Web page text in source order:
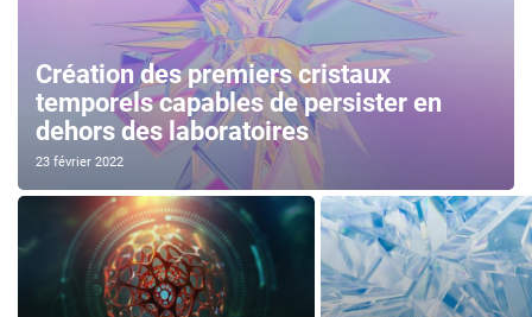
Création des premiers cristaux
temporels capables de persister en
dehors des laboratoires
23 février 2022